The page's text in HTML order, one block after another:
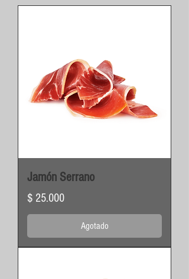
Jamón Serrano
Precio
$ 25.000
Agotado